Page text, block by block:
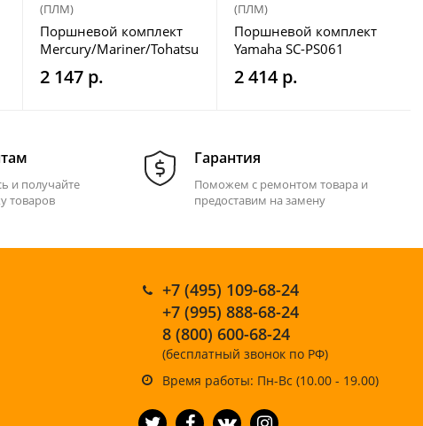
(ПЛМ)
Поршневой комплект
Mercury/Mariner/Tohatsu
SC-PS131
2 147 р.
(ПЛМ)
Поршневой комплект
Yamaha SC-PS061
2 414 р.
и получайте
товаров
Гарантия
Поможем с ремонтом товара и
предоставим на замену
+7 (495) 109-68-24
+7 (995) 888-68-24
8 (800) 600-68-24
(бесплатный звонок по РФ)
Время работы: Пн-Вс (10.00 - 19.00)